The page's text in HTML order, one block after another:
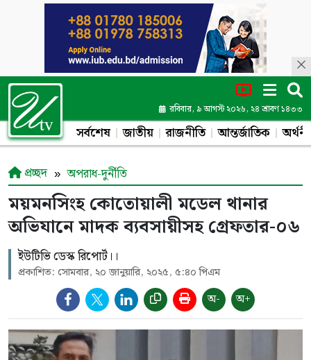
রবিবার, ৯ আগস্ট ২০২৬, ২৪ শ্রাবণ ১৪৩৩
সর্বশেষ জাতীয় রাজনীতি আন্তর্জাতিক
প্রচ্ছদ অপরাধ-দুর্নীতি
ময়মনসিংহ কোতোয়ালী মডেল থানার
অভিযানে মাদক ব্যবসায়ীসহ গ্রেফতার-০৬
ইউটিভি ডেস্ক রিপোর্ট।।
প্রকাশিত: সোমবার, ২০ জানুয়ারি, ২০২৫, ৫:৪০ পিএম
অ- অ+